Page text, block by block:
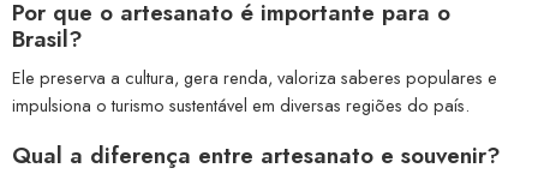
Por que o artesanato é importante para o
Brasil?
Ele preserva a cultura, gera renda, valoriza saberes populares e
impulsiona o turismo sustentável em diversas regiões do país.
Qual a diferença entre artesanato e souvenir?